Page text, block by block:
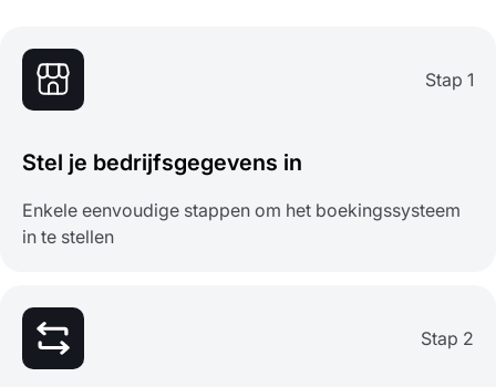
Stap 1
Stel je bedrijfsgegevens in
Enkele eenvoudige stappen om het boekingssysteem
in te stellen
Stap 2